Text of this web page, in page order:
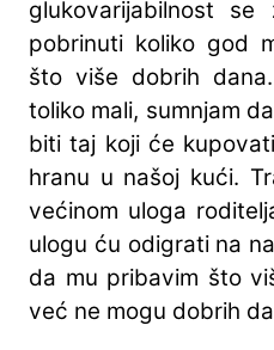
glukovarijabilnost
pobrinuti koliko god
što više dobrih
toliko mali, sumnjam
biti taj koji će
hranu u našoj kući.
većinom uloga
ulogu ću odigrati na
da mu pribavim što
već ne mogu dobrih